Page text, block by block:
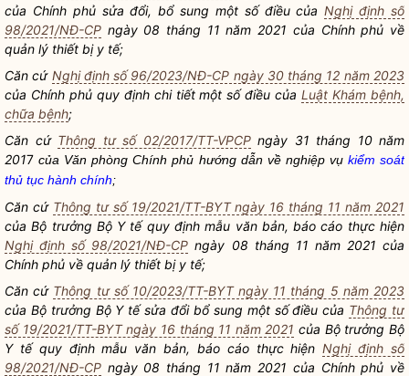
của Chính phủ sửa đổi, bổ sung một số điều củaNghị định số
98/2021/NĐ-CP ngày 08 tháng 11 năm 2021 của Chính phủ về
quản lý thiết bị y tế;
Căn cứ Nghị định số 96/2023/NĐ-CP ngày 30 tháng 12 năm 2023
của Chính phủ quy định chi tiết một số điều củaLuật Khám bệnh,
chữa bệnh;
Căn cứ Thông tư số 02/2017/TT-VPCPngày 31 tháng 10 năm
2017của Văn phòng Chính phủ hướng dẫn về nghiệp vụ kiểm soát
thủ tục hành chính;
Căn cứ Thông tư số 19/2021/TT-BYT ngày 16 tháng 11 năm 2021
củaBộ trưởng Bộ Y tế quy định mẫu văn bản, báo cáo thực hiện
Nghị định số 98/2021/NĐ-CP ngày 08 tháng 11 năm 2021 của
Chính phủ về quản lý thiết bị y tế;
Căn cứ Thông tư số 10/2023/TT-BYT ngày 11 tháng 5 năm 2023
của Bộ trưởng Bộ Y tế sửa đổi bổ sung một số điều của Thông tư
số 19/2021/TT-BYT ngày 16 tháng 11 năm 2021 của Bộ trưởng Bộ
Y tế quy định mẫu văn bản, báo cáo thực hiệnNghị định số
98/2021/NĐ-CP ngày 08 tháng 11 năm 2021 của Chính phủ về